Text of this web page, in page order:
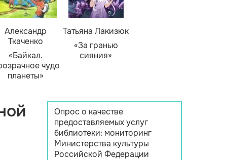
Александр
Ткаченко
«Байкал.
чудо
планеты»
Татьяна Лакизюк
«За гранью
сияния»
Опрос о качестве
предоставляемых услуг
библиотеки: мониторинг
Министерства культуры
Российской Федерации